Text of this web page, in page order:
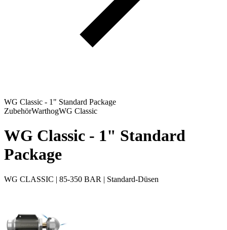
WG Classic - 1" Standard Package
ZubehörWarthogWG Classic
WG Classic - 1" Standard
Package
WG CLASSIC | 85-350 BAR | Standard-Düsen